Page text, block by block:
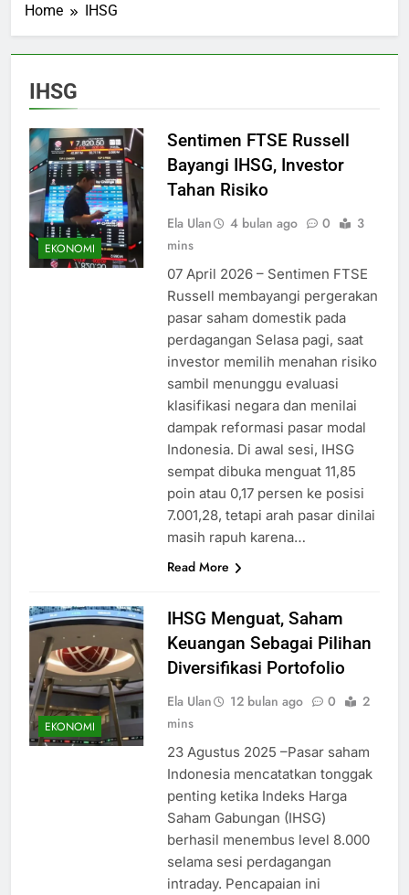
Home IHSG
IHSG
EKONOMI
Sentimen FTSE Russell
Bayangi IHSG, Investor
Tahan Risiko
Ela Ulan 4 bulan ago 0
3
mins
07 April 2026 – Sentimen FTSE
Russell membayangi pergerakan
pasar saham domestik pada
perdagangan Selasa pagi, saat
investor memilih menahan risiko
sambil menunggu evaluasi
klasifikasi negara dan menilai
dampak reformasi pasar modal
Indonesia. Di awal sesi, IHSG
sempat dibuka menguat 11,85
poin atau 0,17 persen ke posisi
7.001,28, tetapi arah pasar dinilai
masih rapuh karena…
Read More
EKONOMI
IHSG Menguat, Saham
Keuangan Sebagai Pilihan
Diversifikasi Portofolio
Ela Ulan 12 bulan ago 0
2
mins
23 Agustus 2025 –Pasar saham
Indonesia mencatatkan tonggak
penting ketika Indeks Harga
Saham Gabungan (IHSG)
berhasil menembus level 8.000
selama sesi perdagangan
intraday. Pencapaian ini